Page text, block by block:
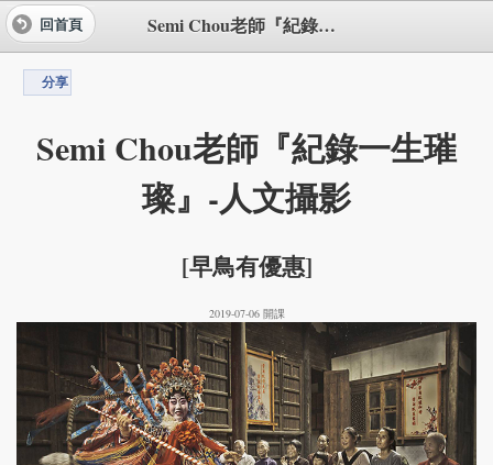
Semi Chou老師『紀錄一生璀璨』-人文攝影
回首頁
分享
Semi Chou老師『紀錄一生璀
璨』-人文攝影
[早鳥有優惠]
2019-07-06 開課